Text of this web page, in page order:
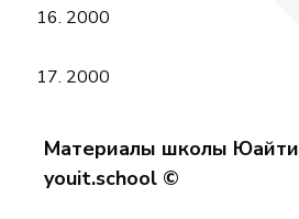
2000
2000
Материалы школы Юайти
youit.school ©